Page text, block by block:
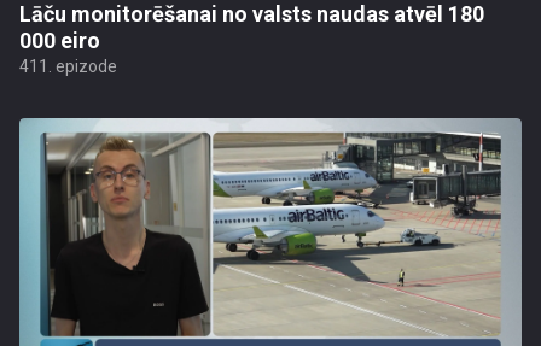
Lāču monitorēšanai no valsts naudas atvēl 180
000 eiro
411. epizode